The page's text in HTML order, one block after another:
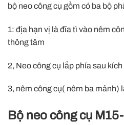
bộ neo công cụ gồm có ba bộ
1: địa hạn vị là đĩa tì vào nêm
thông tâm
2, Neo công cụ lắp phía sau
3, nêm công cụ( nêm ba mảnh)
Bộ neo công cụ